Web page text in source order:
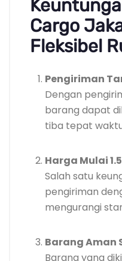
Cargo
Fleksibel
Pengiriman
Dengan
barang dapat
tiba tepat
Harga Mulai
Salah satu
pengiriman
mengurangi
Barang Aman
Barang yang